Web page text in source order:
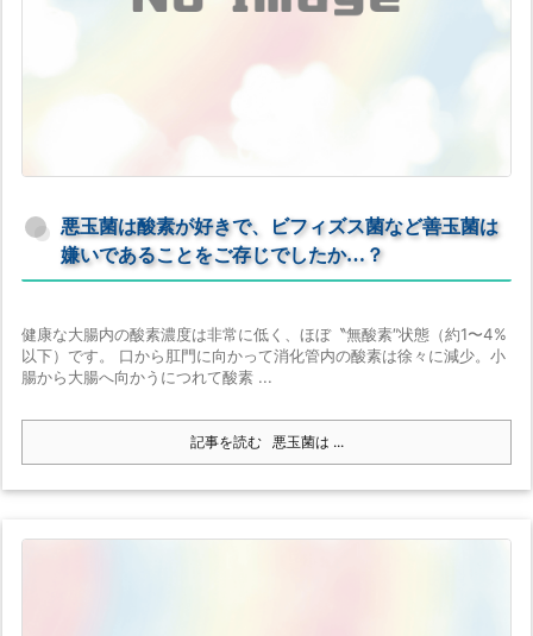
悪玉菌は酸素が好きで、ビフィズス菌など善玉菌は
嫌いであることをご存じでしたか…？
健康な大腸内の酸素濃度は非常に低く、ほぼ〝無酸素″状態（約1〜4%
以下）です。 口から肛門に向かって消化管内の酸素は徐々に減少。小
腸から大腸へ向かうにつれて酸素 ...
記事を読む 悪玉菌は ...